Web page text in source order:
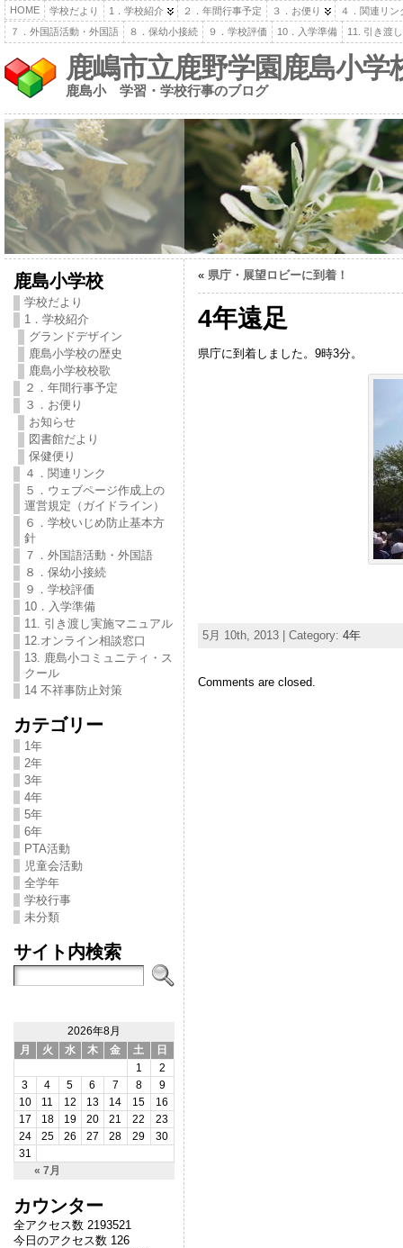
HOME 学校だより 1．学校紹介 ２．年間行事予定 ３．お便り
４．関連リン
７．外国語活動・外国語
８．保幼小接続 ９．学校評価 10．入学準備 11. 引き渡
鹿嶋市立鹿野学園鹿島小学
鹿島小 学習・学校行事のブログ
鹿島小学校
学校だより
1．学校紹介
グランドデザイン
鹿島小学校の歴史
鹿島小学校校歌
２．年間行事予定
３．お便り
お知らせ
図書館だより
保健便り
４．関連リンク
５．ウェブページ作成上の
運営規定（ガイドライン）
６．学校いじめ防止基本方
針
７．外国語活動・外国語
８．保幼小接続
９．学校評価
10．入学準備
11. 引き渡し実施マニュアル
12.オンライン相談窓口
13. 鹿島小コミュニティ・ス
クール
14 不祥事防止対策
カテゴリー
1年
2年
3年
4年
5年
6年
PTA活動
児童会活動
全学年
学校行事
未分類
サイト内検索
2026年8月
月
火 水 木 金 土 日
« 7月
1
2
3
4 5 6 7 8
9
10
11 12 13 14 15
16
17
18 19 20 21 22
23
24
25 26 27 28 29
30
31
カウンター
全アクセス数 2193521
今日のアクセス数 126
« 県庁・展望ロビーに到着！
4年遠足
県庁に到着しました。9時3分。
5月 10th, 2013 | Category: 4年
Comments are closed.